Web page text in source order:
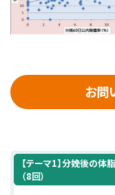
お問
【テーマ1】分娩後の
（8回）